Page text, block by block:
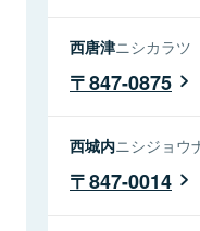
西唐津ニシカラツ
847-0875
西城内ニシジョウ
847-0014